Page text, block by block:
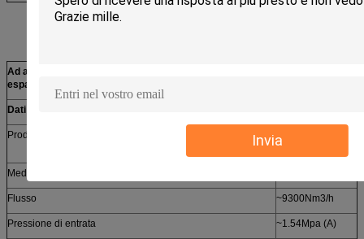
Invia
Ad alta temperatura. gruppo d'amplificazione di
espansione della turbina
Dati tecnici (avviso: secondo i dati di progettazione finali)
Produttore
Sichuan o
Hangyang
Media di funzionamento
Flusso ~9300Nm3/h
Pressione di entrata ~1.54Mpa (A)